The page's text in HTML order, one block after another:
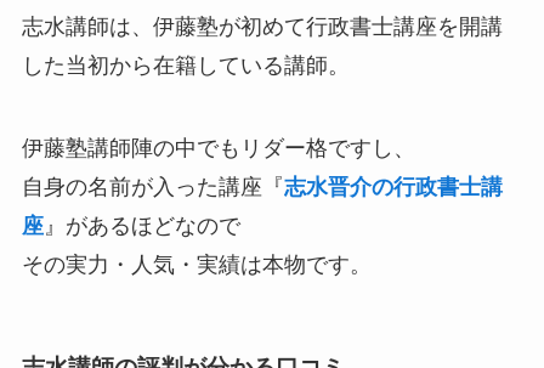
志水講師は、伊藤塾が初めて行政書士講座を開講
した当初から在籍している講師。
伊藤塾講師陣の中でもリダー格ですし、
自身の名前が入った講座『志水晋介の行政書士講
座』があるほどなので
その実力・人気・実績は本物です。